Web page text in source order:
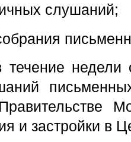
слушаний;
недели
и застройки в